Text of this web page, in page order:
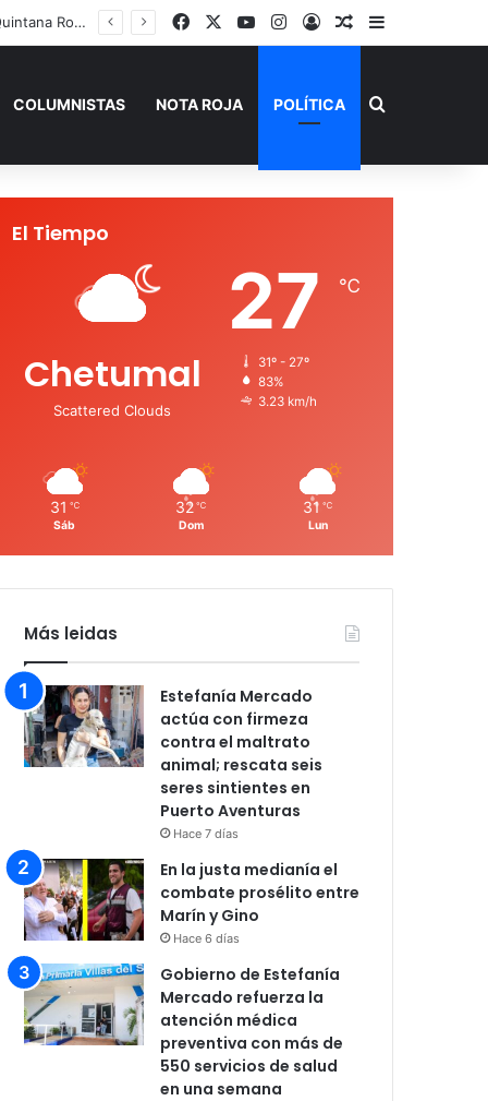
Verano” FacebookYouTubeInstagram
AccesoPublicación al
Barra lateral
COLUMNISTAS NOTA ROJA POLÍTICA Buscar por
El Tiempo
Chetumal
Scattered Clouds
27 ℃
31º - 27º
83%
3.23 km/h
31 ℃
Sáb
32 ℃
Dom
31 ℃
Lun
Más leidas
Estefanía Mercado
actúa con firmeza
contra el maltrato
animal; rescata seis
seres sintientes en
Puerto Aventuras
Hace 7 días
En la justa medianía el
combate prosélito entre
Marín y Gino
Hace 6 días
Gobierno de Estefanía
Mercado refuerza la
atención médica
preventiva con más de
550 servicios de salud
en una semana